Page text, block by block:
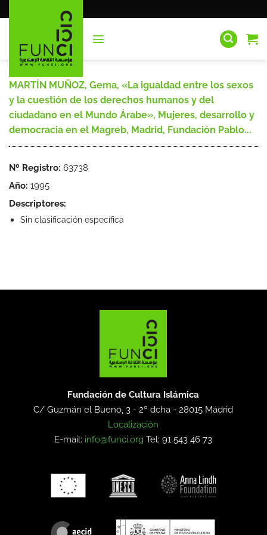
al
MARTÍN MUÑOZ, Gema, «La igualdad entre los sexos
y la cuestión de los derechos humanos y del
ciudadano en el Mundo Árabe», Mujeres, desarrollo y
democracia en el Magreb, Madrid, Fundación Pablo...
Nº Registro: 63738
Año: 1995
Descriptores:
Sin clasificación específica
Fundación de Cultura Islámica
C/ Guzmán el Bueno, 3 - 2º dcha -28015 Madrid
Localización
E-mail: info@funci.org Tel: 91 543 46 73